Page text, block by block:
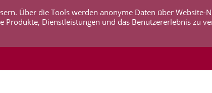
Über die Tools werden anonyme Daten über Website-
Dienstleistungen und das Benutzererlebnis zu
AKTUELLES UNTERNEHMEN SERVICE